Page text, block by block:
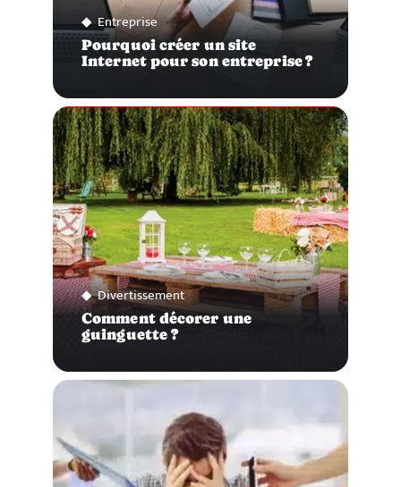
Entreprise
Pourquoi créer un site
Internet pour son entreprise ?
Divertissement
Comment décorer une
guinguette ?